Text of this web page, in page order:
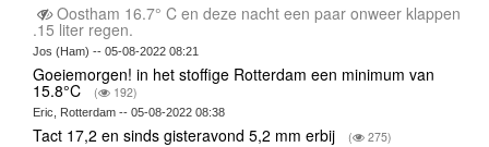
Oostham 16.7° C en deze nacht een paar onweer klappen
.15 liter regen.
Jos (Ham) -- 05-08-2022 08:21
Goeiemorgen! in het stoffige Rotterdam een minimum van
15.8°C ( 192)
Eric, Rotterdam -- 05-08-2022 08:38
Tact 17,2 en sinds gisteravond 5,2 mm erbij ( 275)